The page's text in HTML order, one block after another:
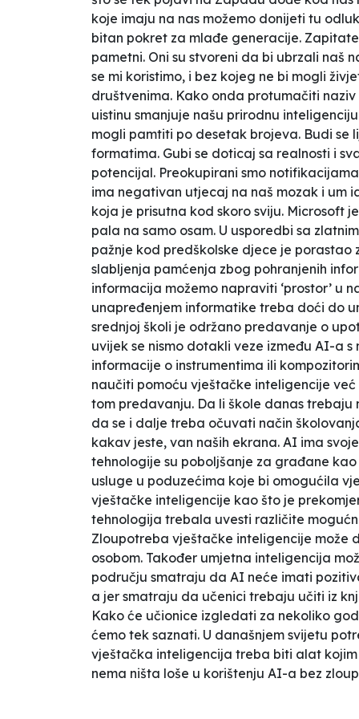
koje imaju na nas možemo donijeti tu
bitan pokret za mlađe generacije.
pametni. Oni su stvoreni da bi ubrzali naš
se mi koristimo, i bez kojeg ne bi mogli
društvenima. Kako onda protumačiti
uistinu smanjuje našu prirodnu
mogli pamtiti po desetak brojeva. Budi se
formatima. Gubi se doticaj sa realnosti i
potencijal. Preokupirani smo
ima negativan utjecaj na naš mozak i um
koja je prisutna kod skoro sviju. Microsoft
pala na samo osam. U usporedbi sa
pažnje kod predškolske djece je porastao
slabljenja pamćenja zbog pohranjenih
informacija možemo napraviti ‘prostor’ u
unapređenjem informatike treba doći do
srednjoj školi je održano predavanje o
uvijek se nismo dotakli veze između AI-a
informacije o instrumentima ili
naučiti pomoću vještačke inteligencije
tom predavanju. Da li škole danas trebaju
da se i dalje treba očuvati način
kakav jeste, van naših ekrana. AI ima
tehnologije su poboljšanje za građane
usluge u poduzećima koje bi omogućila
vještačke inteligencije kao što je
tehnologija trebala uvesti različite
Zloupotreba vještačke inteligencije može
osobom. Također umjetna inteligencija
području smatraju da AI neće imati
a jer smatraju da učenici trebaju učiti iz
Kako će učionice izgledati za nekoliko
ćemo tek saznati. U današnjem svijetu
vještačka inteligencija treba biti alat kojim
nema ništa loše u korištenju AI-a bez